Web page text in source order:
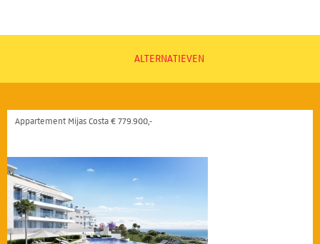
ALTERNATIEVEN
Appartement Mijas Costa € 779.900,-